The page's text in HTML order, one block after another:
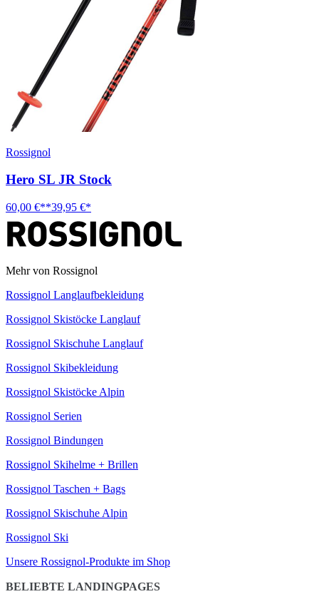
Rossignol
Hero SL JR Stock
60,00 €**39,95 €*
Mehr von Rossignol
Rossignol Langlaufbekleidung
Rossignol Skistöcke Langlauf
Rossignol Skischuhe Langlauf
Rossignol Skibekleidung
Rossignol Skistöcke Alpin
Rossignol Serien
Rossignol Bindungen
Rossignol Skihelme + Brillen
Rossignol Taschen + Bags
Rossignol Skischuhe Alpin
Rossignol Ski
Unsere Rossignol-Produkte im Shop
BELIEBTE LANDINGPAGES